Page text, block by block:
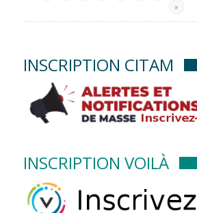
»
INSCRIPTION CITAM
INSCRIPTION VOILÀ